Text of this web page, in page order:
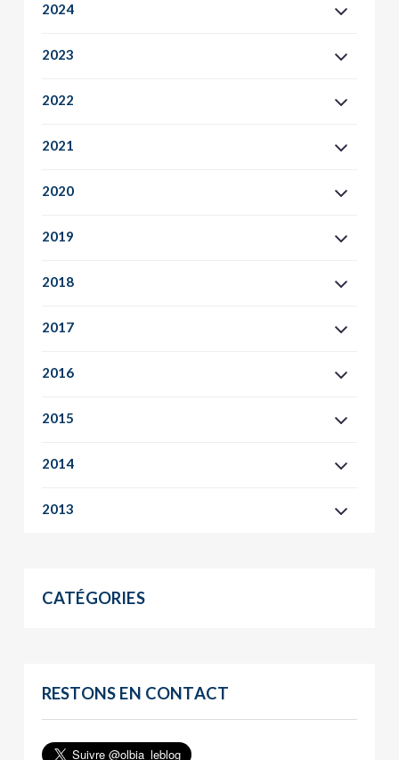
2024
2023
2022
2021
2020
2019
2018
2017
2016
2015
2014
2013
CATÉGORIES
RESTONS EN CONTACT